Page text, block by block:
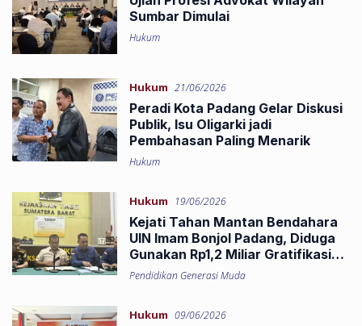
Sumbar Dimulai
Hukum
Hukum 21/06/2026
Peradi Kota Padang Gelar Diskusi
Publik, Isu Oligarki jadi
Pembahasan Paling Menarik
Hukum
Hukum 19/06/2026
Kejati Tahan Mantan Bendahara
UIN Imam Bonjol Padang, Diduga
Gunakan Rp1,2 Miliar Gratifikasi
Untuk Kepentingan Pribadi
Pendidikan Generasi Muda
Hukum 09/06/2026